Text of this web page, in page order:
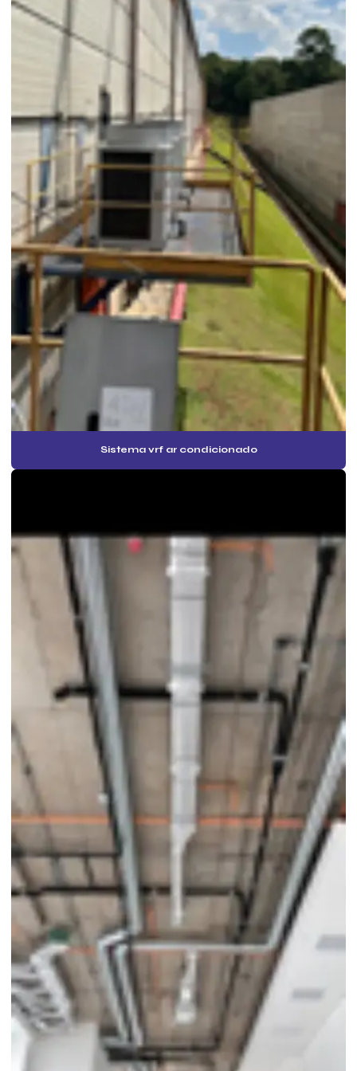
Laudo mensal pmoc custo
Laudo mensal pmoc orçamento
Laudo mensal pmoc valor
Laudo pmoc
Laudo pmoc ar condicionado
Laudo pmoc custo
Laudo pmoc mensal
Laudo pmoc orçamento
Laudo pmoc preço
Laudo técnico pmoc
Manutenção de ar condicionado pmoc
Manutenção ar condicionado vrf
Manutenção corretiva pmoc em ar condicionado
Manutenção preventiva pmoc em ar condicionado
Manutenção preventiva vrf
Orçamento laudo pmoc
Orçamento de manutenção preventiva de ar condicionado
Orçamento pmoc
Orçamento pmoc de ar condicionado
Orçamento pmoc climatização
Orçamento pmoc mensal
Plano de manutenção preventiva e corretiva ar condicionado
Pmoc para ar condicionado
Pmoc ar condicionado preço
Pmoc para ar condicionado split
Pmoc ar condicionado valor
Pmoc para camara fria
Pmoc para centro cirúrgico
Pmoc climatização preço
Pmoc climatização valor
Pmoc climatizadores
Pmoc custo
Pmoc para empresas
Pmoc para farmácia
Sistema vrf ar condicionado